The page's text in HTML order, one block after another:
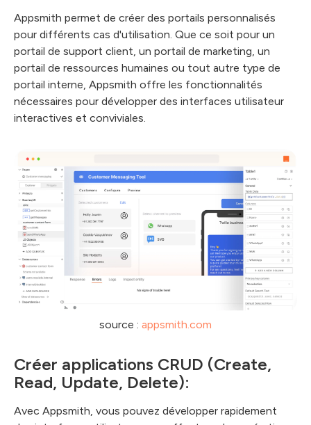
Appsmith permet de créer des portails personnalisés
pour différents cas d'utilisation. Que ce soit pour un
portail de support client, un portail de marketing, un
portail de ressources humaines ou tout autre type de
portail interne, Appsmith offre les fonctionnalités
nécessaires pour développer des interfaces utilisateur
interactives et conviviales.
source : appsmith.com
Créer applications CRUD (Create,
Read, Update, Delete):
Avec Appsmith, vous pouvez développer rapidement